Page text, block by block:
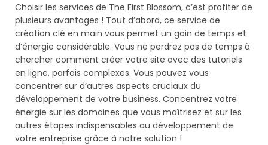
Choisir les services de The First Blossom, c’est profiter de
plusieurs avantages ! Tout d’abord, ce service de
création clé en main vous permet un gain de temps et
d’énergie considérable. Vous ne perdrez pas de temps à
chercher comment créer votre site avec des tutoriels
en ligne, parfois complexes. Vous pouvez vous
concentrer sur d’autres aspects cruciaux du
développement de votre business. Concentrez votre
énergie sur les domaines que vous maîtrisez et sur les
autres étapes indispensables au développement de
votre entreprise grâce à notre solution !